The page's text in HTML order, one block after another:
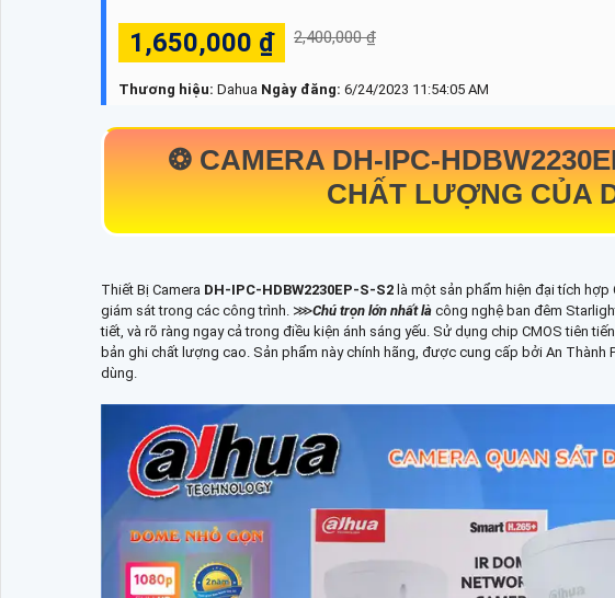
1,650,000 ₫ 2,400,000 ₫
Thương hiệu: Dahua Ngày đăng: 6/24/2023 11:54:05 AM
❂ CAMERA DH-IPC-
CHẤT LƯỢNG CỦA
Thiết Bị Camera DH-IPC-HDBW2230EP-S-S2 là một sản phẩm hiện đại tích
giám sát trong các công trình. ⋙Chú trọn lớn nhất là công nghệ ban đêm
tiết, và rõ ràng ngay cả trong điều kiện ánh sáng yếu. Sử dụng chip CMOS tiên
bản ghi chất lượng cao. Sản phẩm này chính hãng, được cung cấp bởi An
dùng.